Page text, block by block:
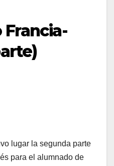
lugar la segunda parte
para el alumnado de